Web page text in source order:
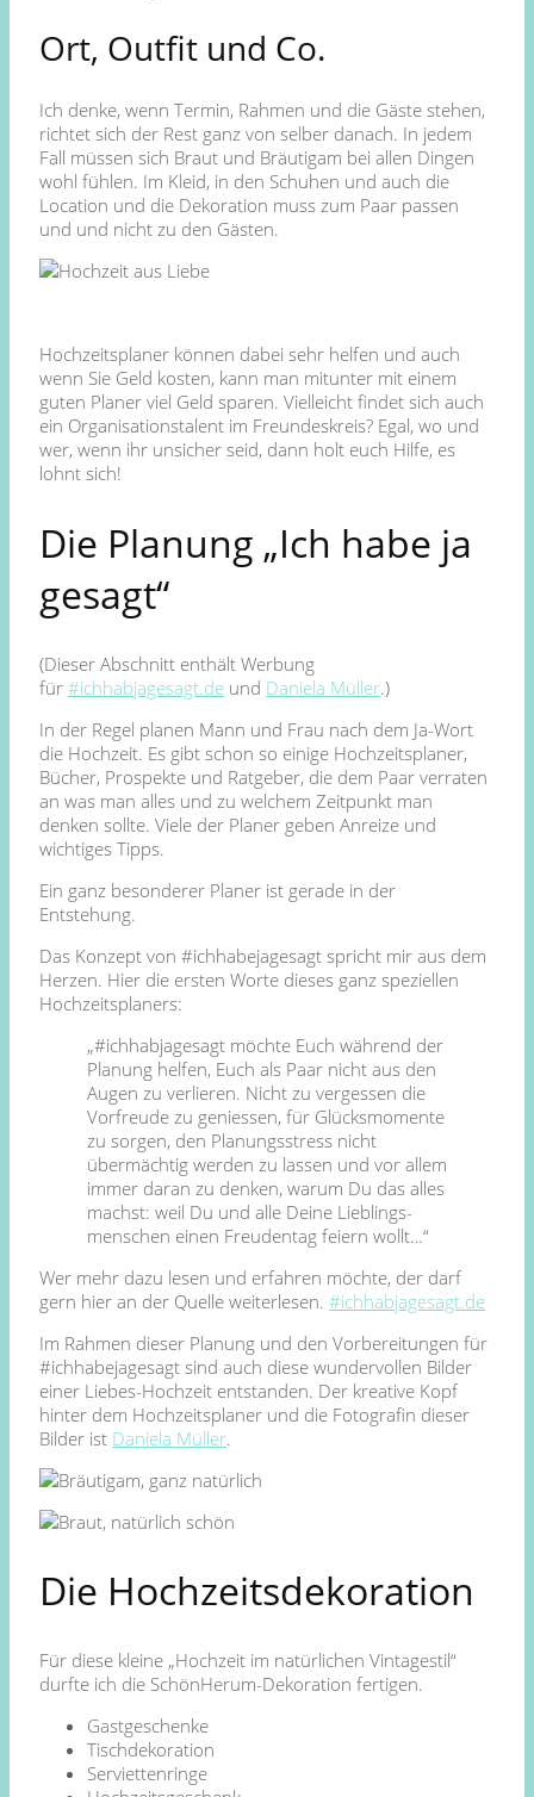
Ort, Outfit und Co.
Ich denke, wenn Termin, Rahmen und die Gäste stehen,
richtet sich der Rest ganz von selber danach. In jedem
Fall müssen sich Braut und Bräutigam bei allen Dingen
wohl fühlen. Im Kleid, in den Schuhen und auch die
Location und die Dekoration muss zum Paar passen
und und nicht zu den Gästen.
Hochzeitsplaner können dabei sehr helfen und auch
wenn Sie Geld kosten, kann man mitunter mit einem
guten Planer viel Geld sparen. Vielleicht findet sich auch
ein Organisationstalent im Freundeskreis? Egal, wo und
wer, wenn ihr unsicher seid, dann holt euch Hilfe, es
lohnt sich!
Die Planung „Ich habe ja
gesagt“
(Dieser Abschnitt enthält Werbung
für #ichhabjagesagt.de und Daniela Müller.)
In der Regel planen Mann und Frau nach dem Ja-Wort
die Hochzeit. Es gibt schon so einige Hochzeitsplaner,
Bücher, Prospekte und Ratgeber, die dem Paar verraten
an was man alles und zu welchem Zeitpunkt man
denken sollte. Viele der Planer geben Anreize und
wichtiges Tipps.
Ein ganz besonderer Planer ist gerade in der
Entstehung.
Das Konzept von #ichhabejagesagt spricht mir aus dem
Herzen. Hier die ersten Worte dieses ganz speziellen
Hochzeitsplaners:
„#ichhabjagesagt möchte Euch während der
Planung helfen, Euch als Paar nicht aus den
Augen zu verlieren. Nicht zu vergessen die
Vorfreude zu geniessen, für Glücksmomente
zu sorgen, den Planungsstress nicht
übermächtig werden zu lassen und vor allem
immer daran zu denken, warum Du das alles
machst: weil Du und alle Deine Lieblings-
menschen einen Freudentag feiern wollt…“
Wer mehr dazu lesen und erfahren möchte, der darf
gern hier an der Quelle weiterlesen. #ichhabjagesagt.de
Im Rahmen dieser Planung und den Vorbereitungen für
#ichhabejagesagt sind auch diese wundervollen Bilder
einer Liebes-Hochzeit entstanden. Der kreative Kopf
hinter dem Hochzeitsplaner und die Fotografin dieser
Bilder ist Daniela Müller.
Die Hochzeitsdekoration
Für diese kleine „Hochzeit im natürlichen Vintagestil“
durfte ich die SchönHerum-Dekoration fertigen.
Gastgeschenke
Tischdekoration
Serviettenringe